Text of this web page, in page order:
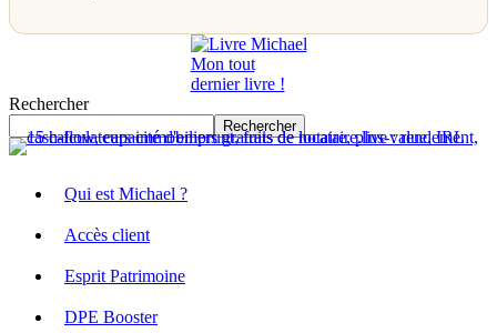
Mon tout
dernier livre !
Rechercher
Rechercher
Qui est Michael ?
Accès client
Esprit Patrimoine
DPE Booster